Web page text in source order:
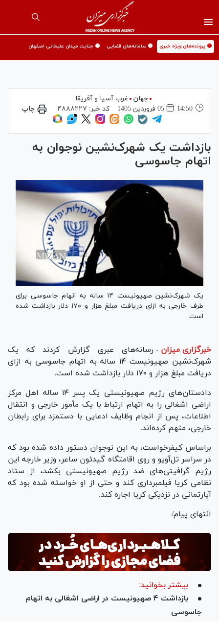
🟡 پرونده‌های ویژه خبری 🟡 سامانه‌های قضایی 🟡 جنایت میدان علیخانی اصفهان
جهان
غرب آسیا و آفریقا
14:50
05 فروردين 1405 کد خبر: ۴۸۸۸۲۲۷ چاپ
بازداشت یک شهرک‌نشین نوجوان به
اتهام جاسوسی
یک شهرک‌نشین صهیونیست ۱۴ ساله به اتهام جاسوسی برای
طرف خارجی به ازای دریافت مبلغ هزار و ۱۷۰ دلار بازداشت شده
است.
خبرگزاری میزان - رسانه‌های عبری گزارش کردند که یک
شهرک‌نشین صهیونیست ۱۴ ساله به اتهام جاسوسی به ازای
دریافت مبلغ هزار و ۱۷۰ دلار بازداشت شده است.
دادستان‌های رژیم صهیونیستی یک پسر ۱۴ ساله اهل مرکز
اراضی اشغالی را به اتهام ارتباط با یک مأمور خارجی و انتقال
اطلاعات، پس از انجام وظایف ادعایی با دستمزد برای رابطان
خارجی، متهم کرده‌اند.
براساس کیفرخواست، به این نوجوان دستور داده شده بود که
در سراسر تل‌آویو و روی اقامتگاه گیدئون ساعر، وزیر خارجه این
رژیم گرافیتی‌های ضد رژیم صهیونیستی بکشد، از ستاد
نظامی کریا فیلمبرداری کند و حتی از او خواسته شده بود که
آپارتمانی در نزدیکی کریا اجاره کند.
انتهای پیام/
بیشتر بخوانید:
بازداشت ۴ صهیونیست در اراضی اشغالی به اتهام
جاسوسی